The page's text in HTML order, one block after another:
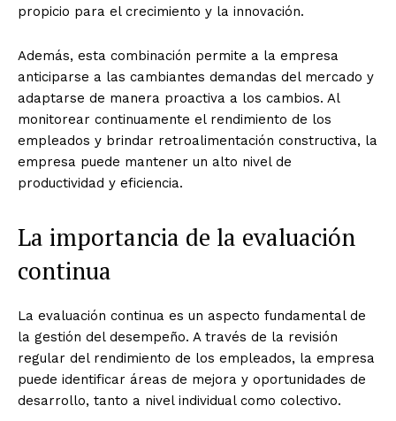
propicio para el crecimiento y la innovación.
Además, esta combinación permite a la empresa
anticiparse a las cambiantes demandas del mercado y
adaptarse de manera proactiva a los cambios. Al
monitorear continuamente el rendimiento de los
empleados y brindar retroalimentación constructiva, la
empresa puede mantener un alto nivel de
productividad y eficiencia.
La importancia de la evaluación
continua
La evaluación continua es un aspecto fundamental de
la gestión del desempeño. A través de la revisión
regular del rendimiento de los empleados, la empresa
puede identificar áreas de mejora y oportunidades de
desarrollo, tanto a nivel individual como colectivo.